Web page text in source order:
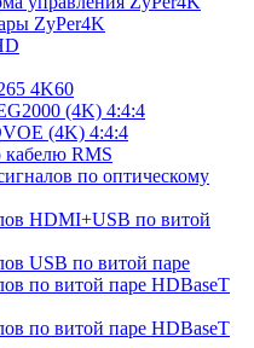
ZyPer4K
4K60
(4K) 4:4:4
(4K) 4:4:4
кабелю RMS
по оптическому
HDMI+USB по витой
USB по витой паре
по витой паре HDBaseT
по витой паре HDBaseT